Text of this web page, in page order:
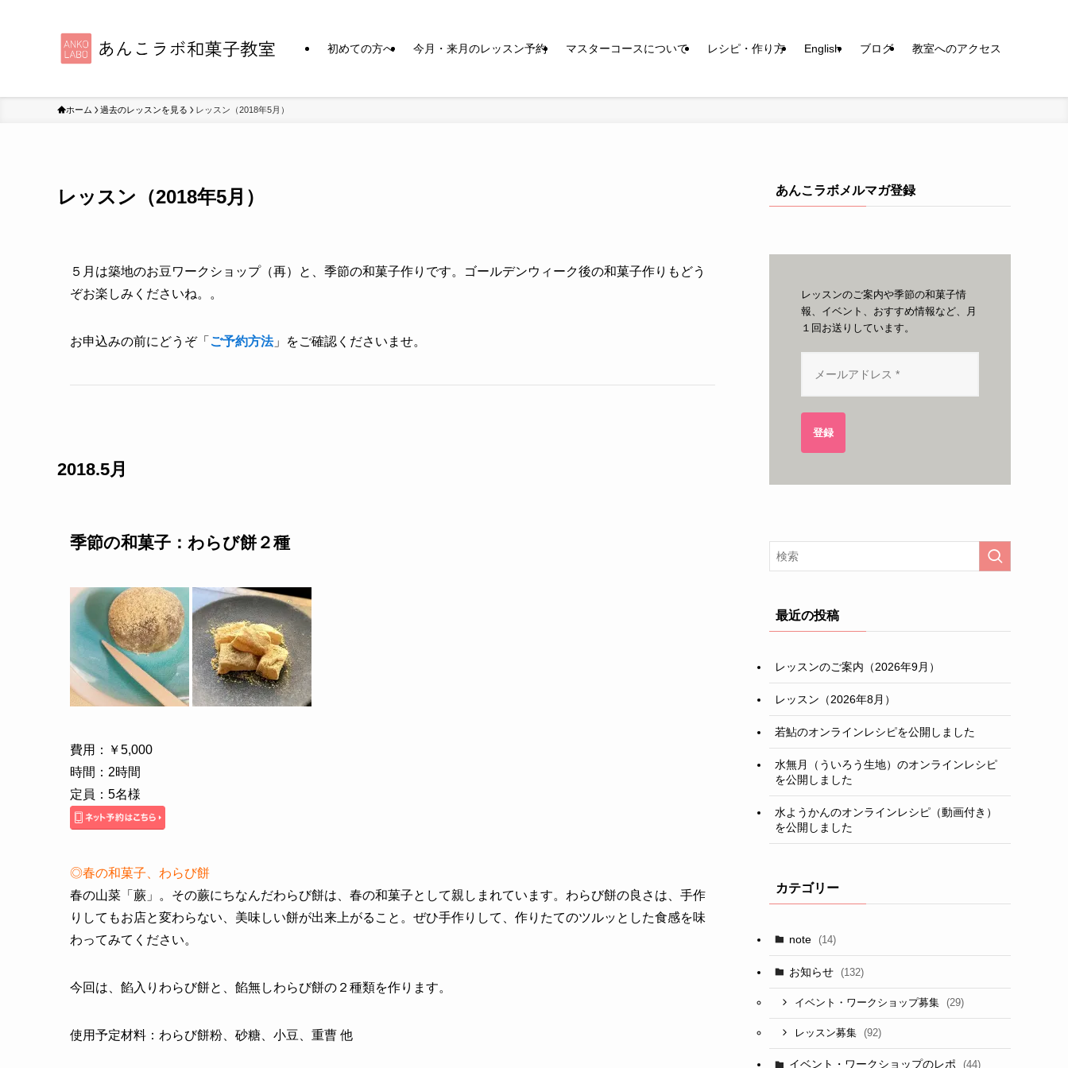
初めての方へ 今月・来月のレッスン予約 マスターコースについて レシピ・作り方 English ブログ 教室へのアクセス
ホーム 過去のレッスンを見る レッスン（2018年5月）
レッスン（2018年5月）
５月は築地のお豆ワークショップ（再）と、季節の和菓子作りです。ゴールデンウィーク後の和菓子作りもどう
ぞお楽しみくださいね。。
お申込みの前にどうぞ「 ご予約方法」をご確認くださいませ。
2018.5月
季節の和菓子：わらび餅２種
費用：￥5,000
時間：2時間
定員：5名様
◎春の和菓子、わらび餅
春の山菜「蕨」。その蕨にちなんだわらび餅は、春の和菓子として親しまれています。わらび餅の良さは、手作
りしてもお店と変わらない、美味しい餅が出来上がること。ぜひ手作りして、作りたてのツルッとした食感を味
わってみてください。
今回は、餡入りわらび餅と、餡無しわらび餅の２種類を作ります。
使用予定材料：わらび餅粉、砂糖、小豆、重曹 他
あんこラボメルマガ登録
レッスンのご案内や季節の和菓子情
報、イベント、おすすめ情報など、月
１回お送りしています。
登録
最近の投稿
レッスンのご案内（2026年9月）
レッスン（2026年8月）
若鮎のオンラインレシピを公開しました
水無月（ういろう生地）のオンラインレシピ
を公開しました
水ようかんのオンラインレシピ（動画付き）
を公開しました
カテゴリー
note (14)
お知らせ (132)
イベント・ワークショップ募集 (29)
レッスン募集 (92)
イベント・ワークショップのレポ (44)